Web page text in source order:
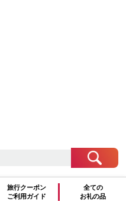
旅行クーポン
ご利用ガイド
全ての
お礼の品
さい
ご確認ください